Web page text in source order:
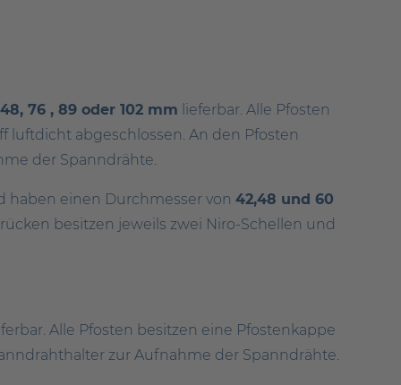
76 , 89 oder 102 mm lieferbar. Alle Pfosten
luftdicht abgeschlossen. An den Pfosten
der Spanndrähte.
haben einen Durchmesser von 42,48 und 60
besitzen jeweils zwei Niro-Schellen und
Alle Pfosten besitzen eine Pfostenkappe
zur Aufnahme der Spanndrähte.